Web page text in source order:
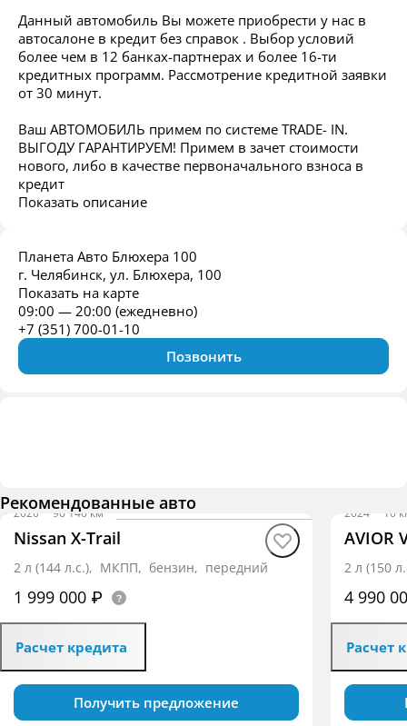
Данный автомобиль Вы можете приобрести у нас в
автосалоне в кредит без справок . Выбор условий
более чем в 12 банках-партнерах и более 16-ти
кредитных программ. Рассмотрение кредитной заявки
от 30 минут.
Ваш АВТОМОБИЛЬ примем по системе ТRАDЕ- IN.
ВЫГОДУ ГАРАНТИРУЕМ! Примем в зачет стоимости
нового, либо в качестве первоначального взноса в
кредит
Показать описание
Планета Авто Блюхера 100
г. Челябинск, ул. Блюхера, 100
Показать на карте
09:00 — 20:00 (ежедневно)
+7 (351) 700-01-10
Позвонить
Рекомендованные авто
2020·96 140 км
Nissan X-Trail
2 л (144 л.с.), МКПП, бензин, передний
1 999 000 ₽
Расчет кредита
Получить предложение
2024 10
AVIOR
2 л (150
4 990
Расчет